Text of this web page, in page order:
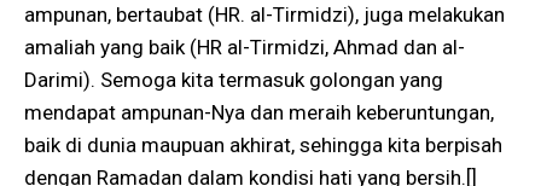
ampunan, bertaubat (HR. al-Tirmidzi), juga melakukan
amaliah yang baik (HR al-Tirmidzi, Ahmad dan al-
Darimi). Semoga kita termasuk golongan yang
mendapat ampunan-Nya dan meraih keberuntungan,
baik di dunia maupuan akhirat, sehingga kita berpisah
dengan Ramadan dalam kondisi hati yang bersih.[]